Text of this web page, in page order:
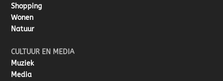
Shopping
Wonen
Natuur
CULTUUR EN MEDIA
Muziek
Media